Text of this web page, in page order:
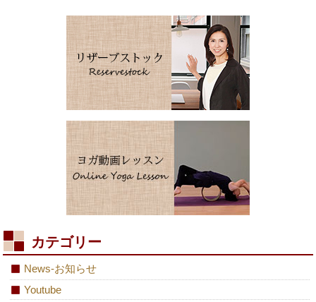
カテゴリー
News-お知らせ
Youtube